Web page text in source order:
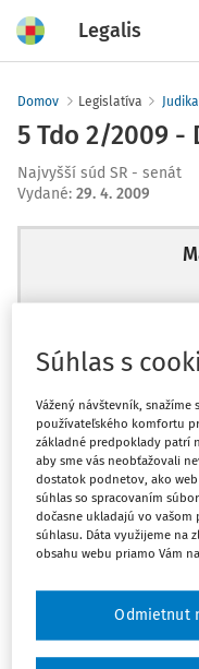
Legalis
Domov Legislatíva
5 Tdo 2/2009 -
Najvyšší súd SR - senát
Vydané: 29. 4. 2009
Ups,
Celý
dostupný
obsahu a
zdarma,
Súhlas s
Vážený návštevník,
používateľského komfortu
základné predpoklady patrí
aby sme vás neobťažovali
dostatok podnetov, ako
súhlas so spracovaním
dočasne ukladajú vo vašom
súhlasu. Dáta využijeme na
obsahu webu priamo Vám
Odmietnut